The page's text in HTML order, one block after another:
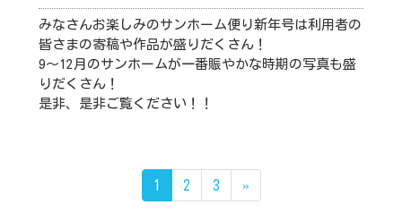
みなさんお楽しみのサンホーム便り新年号は利用者の
皆さまの寄稿や作品が盛りだくさん！
9～12月のサンホームが一番賑やかな時期の写真も盛
りだくさん！
是非、是非ご覧ください！！
1 2 3 »